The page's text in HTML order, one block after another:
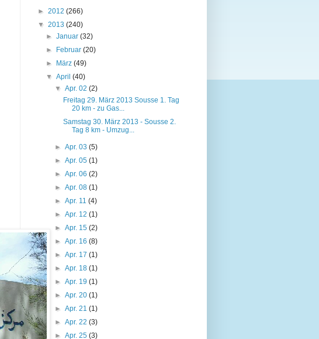
► 2012 (266)
▼ 2013 (240)
►Januar(32)
►
Februar(20)
►
März(49)
▼April(40)
▼ Apr. 02 (2)
Freitag 29. März 2013 Sousse 1. Tag
20 km - zu Gas...
Samstag 30. März 2013 - Sousse 2.
Tag 8 km - Umzug...
► Apr. 03 (5)
► Apr. 05 (1)
► Apr. 06 (2)
► Apr. 08 (1)
► Apr. 11 (4)
► Apr. 12 (1)
► Apr. 15 (2)
► Apr. 16 (8)
► Apr. 17 (1)
► Apr. 18 (1)
► Apr. 19 (1)
► Apr. 20 (1)
► Apr. 21 (1)
► Apr. 22 (3)
► Apr. 25 (3)